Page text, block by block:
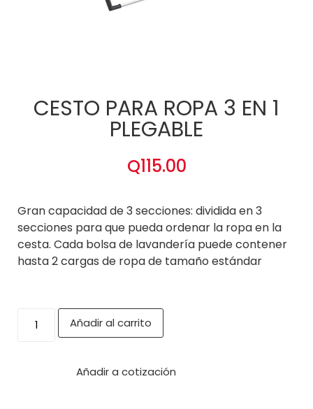
CESTO PARA ROPA 3 EN 1
PLEGABLE
Q115.00
Gran capacidad de 3 secciones: dividida en 3
secciones para que pueda ordenar la ropa en la
cesta. Cada bolsa de lavandería puede contener
hasta 2 cargas de ropa de tamaño estándar
Añadir al carrito
Añadir a cotización